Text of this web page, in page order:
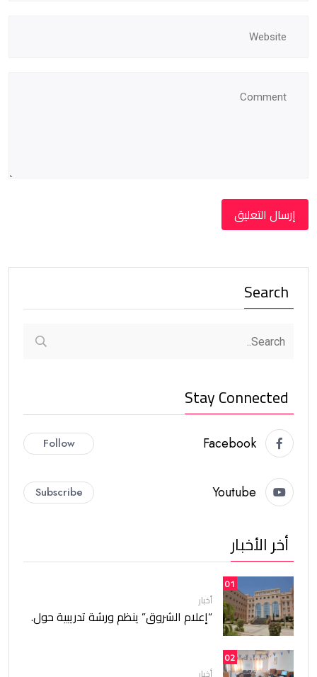
Search
Stay Connected
Facebook
Follow
Youtube
Subscribe
أخر الأخبار
01
أخبار
“إعلام الشروق” ينظم ورشة تدريبية حول.
02